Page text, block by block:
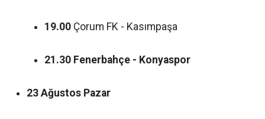
19.00 Çorum FK - Kasımpaşa
21.30 Fenerbahçe - Konyaspor
23 Ağustos Pazar